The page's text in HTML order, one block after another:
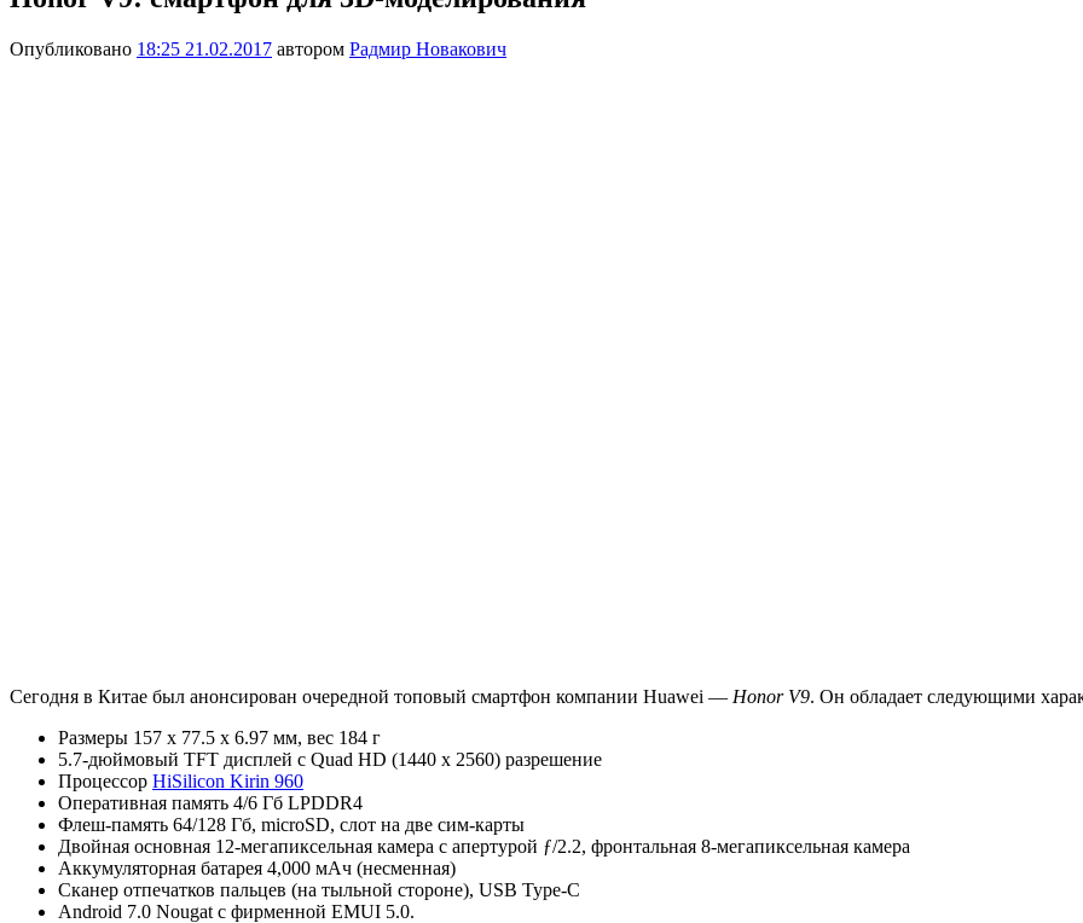
Опубликовано 18:25 21.02.2017 автором Радмир Новакович
Сегодня в Китае был анонсирован очередной топовый смартфон компании Huawei — Honor V9. Он обладает следующими
Размеры 157 x 77.5 x 6.97 мм, вес 184 г
5.7-дюймовый TFT дисплей с Quad HD (1440 x 2560) разрешение
Процессор HiSilicon Kirin 960
Оперативная память 4/6 Гб LPDDR4
Флеш-память 64/128 Гб, microSD, слот на две сим-карты
Двойная основная 12-мегапиксельная камера с апертурой ƒ/2.2, фронтальная 8-мегапиксельная камера
Аккумуляторная батарея 4,000 мАч (несменная)
Сканер отпечатков пальцев (на тыльной стороне), USB Type-C
Android 7.0 Nougat с фирменной EMUI 5.0.